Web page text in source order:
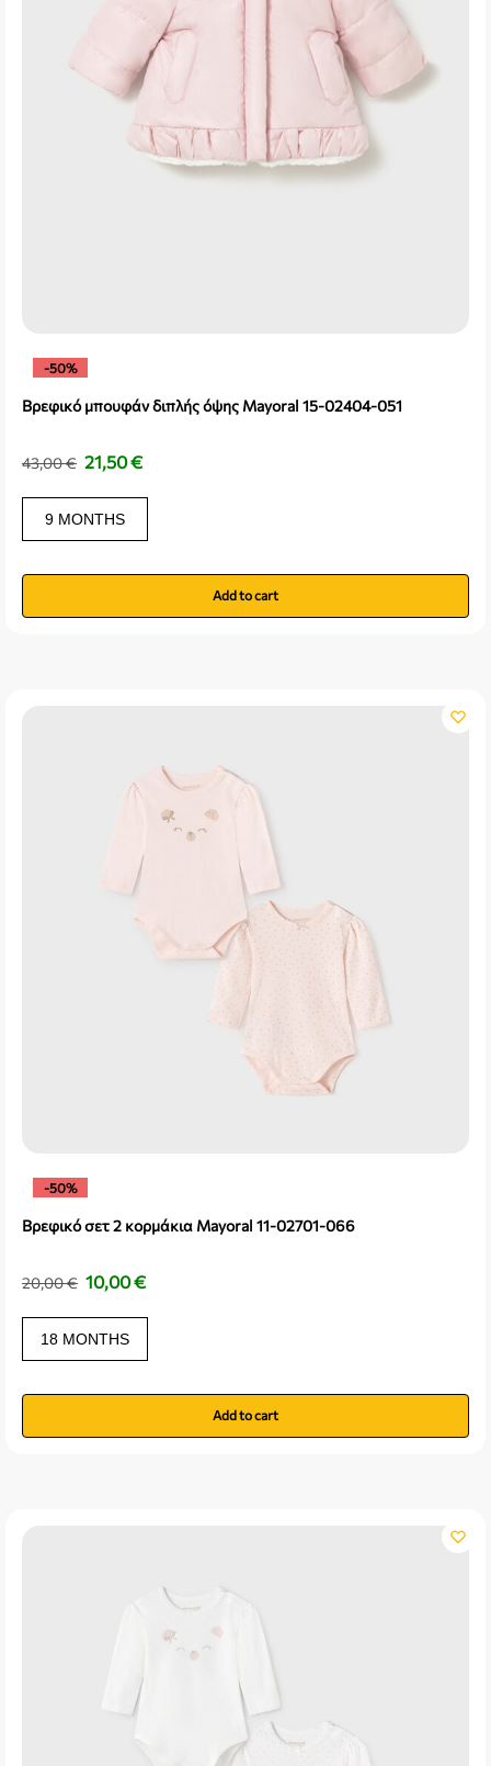
-50%
Βρεφικό μπουφάν διπλής όψης Mayoral 15-02404-051
43,00€ 21,50€
9 MONTHS
Add to cart
-50%
Βρεφικό σετ 2 κορμάκια Mayoral 11-02701-066
20,00€ 10,00€
18 MONTHS
Add to cart